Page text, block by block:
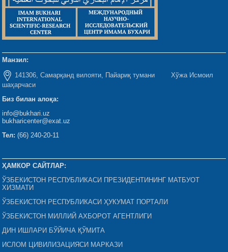
Манзил:
141306, Самарқанд вилояти, Пайариқ тумани Хўжа Исмоил
шаҳарчаси
Биз билан алоқа:
info@bukhari.uz
bukharicenter@exat.uz
Тел: (66) 240-20-11
ҲАМКОР САЙТЛАР:
ЎЗБЕКИСТОН РЕСПУБЛИКАСИ ПРЕЗИДЕНТИНИНГ МАТБУОТ
ХИЗМАТИ
ЎЗБЕКИСТОН РЕСПУБЛИКАСИ ҲУКУМАТ ПОРТАЛИ
ЎЗБЕКИСТОН МИЛЛИЙ АХБОРОТ АГЕНТЛИГИ
ДИН ИШЛАРИ БЎЙИЧА ҚЎМИТА
ИСЛОМ ЦИВИЛИЗАЦИЯСИ МАРКАЗИ